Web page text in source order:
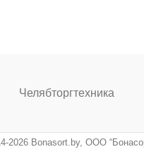
Челябторгтехника
2026 Bonasort.by, ООО